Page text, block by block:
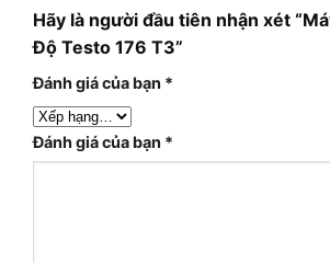
Hãy là người đầu tiên nhận xét
Độ Testo 176 T3”
Đánh giá của bạn *
Đánh giá của bạn *